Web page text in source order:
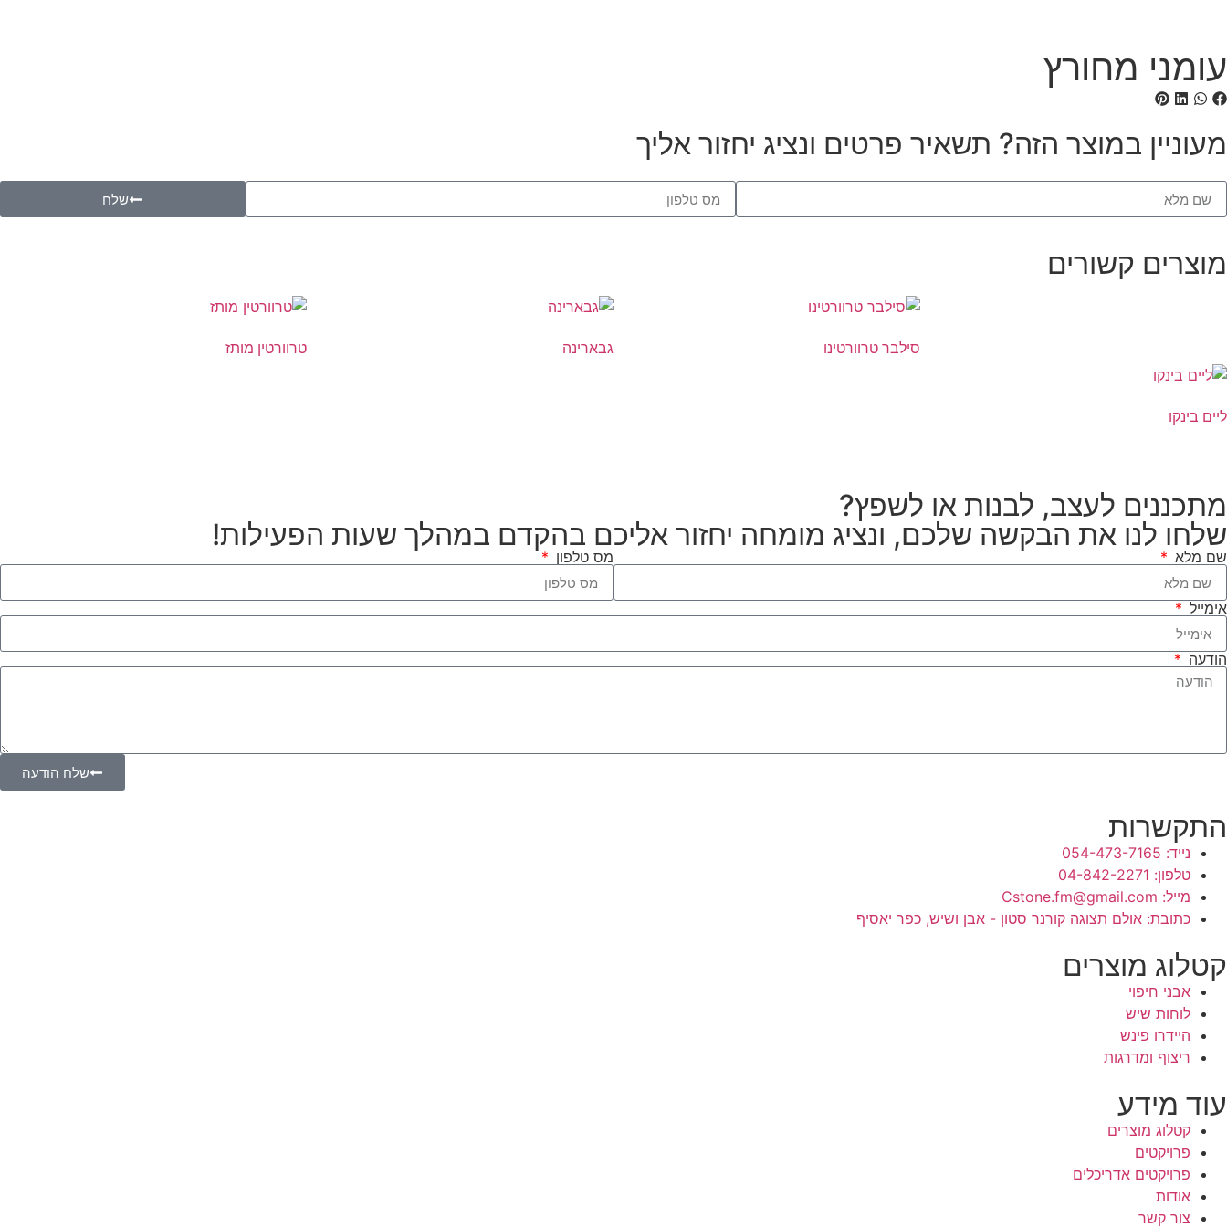
עומני מחורץ
מעוניין במוצר הזה? תשאיר פרטים ונציג יחזור אליך
שלח
מוצרים קשורים
סילבר טרוורטינו גבארינה טרוורטין מותז
ליים בינקו
מתכננים לעצב, לבנות או לשפץ?
שלחו לנו את הבקשה שלכם, ונציג מומחה יחזור אליכם בהקדם במהלך שעות הפעילות!
שם מלא מס טלפון
אימייל
הודעה
שלח הודעה
התקשרות
נייד: 054-473-7165
טלפון: 04-842-2271
מייל: Cstone.fm@gmail.com
כתובת: אולם תצוגה קורנר סטון - אבן ושיש, כפר יאסיף
קטלוג מוצרים
אבני חיפוי
לוחות שיש
היידרו פינש
ריצוף ומדרגות
עוד מידע
קטלוג מוצרים
פרויקטים
פרויקטים אדריכלים
אודות
צור קשר